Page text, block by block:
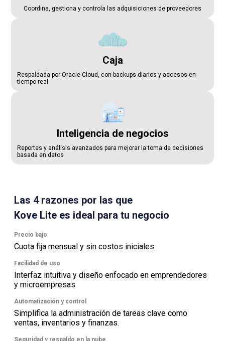
Coordina, gestiona y controla las adquisiciones de proveedores
Caja
Respaldada por Oracle Cloud, con backups diarios y accesos en
tiempo real
Inteligencia de negocios
Reportes y análisis avanzados para mejorar la toma de decisiones
basada en datos
Las 4 razones por las que
Kove Lite es ideal para tu negocio
Precio bajo
Cuota fija mensual y sin costos iniciales.
Facilidad de uso
Interfaz intuitiva y diseño enfocado en emprendedores
y microempresas.
Automatización y control
Simplifica la administración de tareas clave como
ventas, inventarios y finanzas.
Seguridad y respaldo en la nube